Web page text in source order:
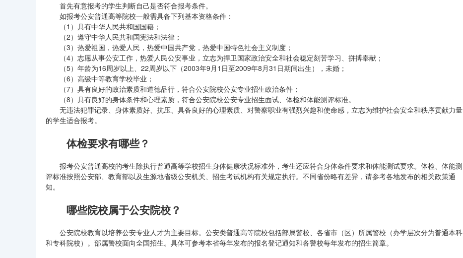
首先有意报考的学生判断自己是否符合报考条件。
如报考公安普通高等院校一般需具备下列基本资格条件：
（1）具有中华人民共和国国籍；
（2）遵守中华人民共和国宪法和法律；
（3）热爱祖国，热爱人民，热爱中国共产党，热爱中国特色社会主义制度；
（4）志愿从事公安工作，热爱人民公安事业，立志为捍卫国家政治安全和社会稳定刻苦学习、拼搏奉献；
（5）年龄为16周岁以上、22周岁以下（2003年9月1日至2009年8月31日期间出生），未婚；
（6）高级中等教育学校毕业；
（7）具有良好的政治素质和道德品行，符合公安院校公安专业招生政治条件；
（8）具有良好的身体条件和心理素质，符合公安院校公安专业招生面试、体检和体能测评标准。
无违法犯罪记录、身体素质好、抗压、具备良好的心理素质、对警察职业有强烈兴趣和使命感，立志为维护社会安全和秩序贡献力量
的学生适合报考。
体检要求有哪些？
报考公安普通高校的考生除执行普通高等学校招生身体健康状况标准外，考生还应符合身体条件要求和体能测试要求。体检、体能测
评标准按照公安部、教育部以及生源地省级公安机关、招生考试机构有关规定执行。不同省份略有差异，请参考各地发布的相关政策通
知。
哪些院校属于公安院校？
公安院校教育以培养公安专业人才为主要目标。公安类普通高等院校包括部属警校、各省市（区）所属警校（办学层次分为普通本科
和专科院校）。部属警校面向全国招生。具体可参考本省每年发布的报名登记通知和各警校每年发布的招生简章。